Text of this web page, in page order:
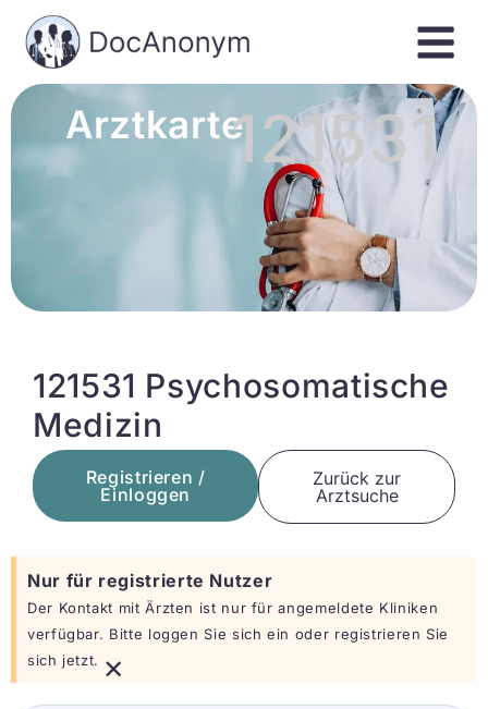
Arztkarte121531
121531 Psychosomatische
Medizin
Registrieren /
Einloggen
Zurück zur
Arztsuche
Nur für registrierte Nutzer
Der Kontakt mit Ärzten ist nur für angemeldete Kliniken
verfügbar. Bitte loggen Sie sich ein oder registrieren Sie
sich jetzt. ×